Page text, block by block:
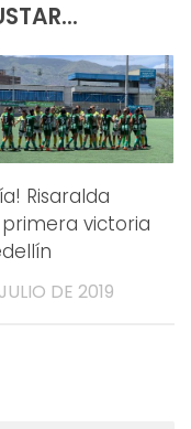
Risaralda
victoria
DE 2019